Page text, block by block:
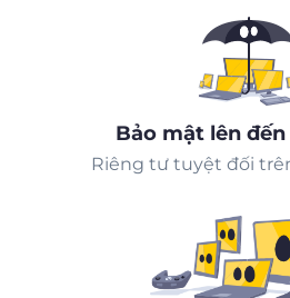
Bảo mật lên
Riêng tư tuyệt đối